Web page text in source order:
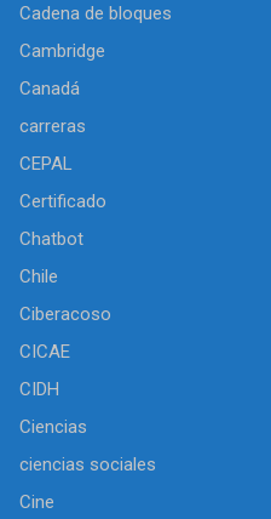
Cadena de bloques
Cambridge
Canadá
carreras
CEPAL
Certificado
Chatbot
Chile
Ciberacoso
CICAE
CIDH
Ciencias
ciencias sociales
Cine